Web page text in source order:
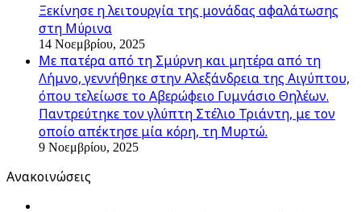
Ξεκίνησε η λειτουργία της μονάδας αφαλάτωσης
στη Μύρινα
14 Νοεμβρίου, 2025
Με πατέρα από τη Σμύρνη και μητέρα από τη
Λήμνο, γεννήθηκε στην Αλεξάνδρεια της Αιγύπτου,
όπου τελείωσε το Αβερώφειο Γυμνάσιο Θηλέων.
Παντρεύτηκε τον γλύπτη Στέλιο Τριάντη, με τον
οποίο απέκτησε μία κόρη, τη Μυρτώ.
9 Νοεμβρίου, 2025
Ανακοινώσεις